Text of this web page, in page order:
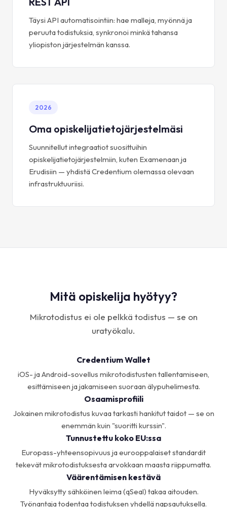
Täysi API automatisointiin: hae malleja, myönnä ja
peruuta todistuksia, synkronoi minkä tahansa
yliopiston järjestelmän kanssa.
2026
Oma opiskelijatietojärjestelmäsi
Suunnitellut integraatiot suosittuihin
opiskelijatietojärjestelmiin, kuten Examenaan ja
Erudisiin — yhdistä Credentium olemassa olevaan
infrastruktuuriisi.
Mitä opiskelija hyötyy?
Mikrotodistus ei ole pelkkä todistus — se on
uratyökalu.
Credentium Wallet
iOS- ja Android-sovellus mikrotodistusten tallentamiseen,
esittämiseen ja jakamiseen suoraan älypuhelimesta.
Osaamisprofiili
Jokainen mikrotodistus kuvaa tarkasti hankitut taidot — se on
enemmän kuin "suoritti kurssin".
Tunnustettu koko EU:ssa
Europass-yhteensopivuus ja eurooppalaiset standardit
tekevät mikrotodistuksesta arvokkaan maasta riippumatta.
Väärentämisen kestävä
Hyväksytty sähköinen leima (qSeal) takaa aitouden.
Työnantaja todentaa todistuksen yhdellä napsautuksella.